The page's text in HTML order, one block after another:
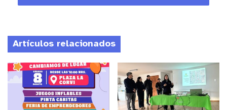
El vínculo con el ataque en
hecho por personal de
quienes mantenían como sospechoso a uno de los
asesinados en San Miguel.
Los motivos del ataque al sujeto, de 32 años,
Artículos relacionados